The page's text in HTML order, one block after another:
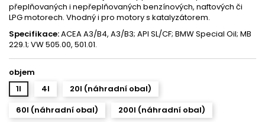
přeplňovaných i nepřeplňovaných benzínových, naftových či
LPG motorech. Vhodný i pro motory s katalyzátorem.
Specifikace:ACEA A3/B4, A3/B3; API SL/CF; BMW Special Oil; MB
229.1; VW 505.00, 501.01.
objem
1l
4l
20l (náhradní obal)
60l (náhradní obal)
200l (náhradní obal)